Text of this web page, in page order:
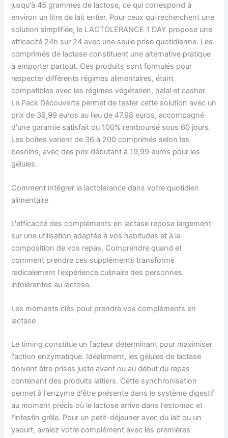
jusqu'à 45 grammes de lactose, ce qui correspond à
environ un litre de lait entier. Pour ceux qui recherchent une
solution simplifiée, le LACTOLERANCE 1 DAY propose une
efficacité 24h sur 24 avec une seule prise quotidienne. Les
comprimés de lactase constituent une alternative pratique
à emporter partout. Ces produits sont formulés pour
respecter différents régimes alimentaires, étant
compatibles avec les régimes végétarien, halal et casher.
Le Pack Découverte permet de tester cette solution avec un
prix de 39,99 euros au lieu de 47,98 euros, accompagné
d'une garantie satisfait ou 100% remboursé sous 60 jours.
Les boîtes varient de 36 à 200 comprimés selon les
besoins, avec des prix débutant à 19,99 euros pour les
gélules.
Comment intégrer la lactolerance dans votre quotidien
alimentaire
L'efficacité des compléments en lactase repose largement
sur une utilisation adaptée à vos habitudes et à la
composition de vos repas. Comprendre quand et
comment prendre ces suppléments transforme
radicalement l'expérience culinaire des personnes
intolérantes au lactose.
Les moments clés pour prendre vos compléments en
lactase
Le timing constitue un facteur déterminant pour maximiser
l'action enzymatique. Idéalement, les gélules de lactase
doivent être prises juste avant ou au début du repas
contenant des produits laitiers. Cette synchronisation
permet à l'enzyme d'être présente dans le système digestif
au moment précis où le lactose arrive dans l'estomac et
l'intestin grêle. Pour un petit-déjeuner avec du lait ou un
yaourt, avalez votre complément avec les premières